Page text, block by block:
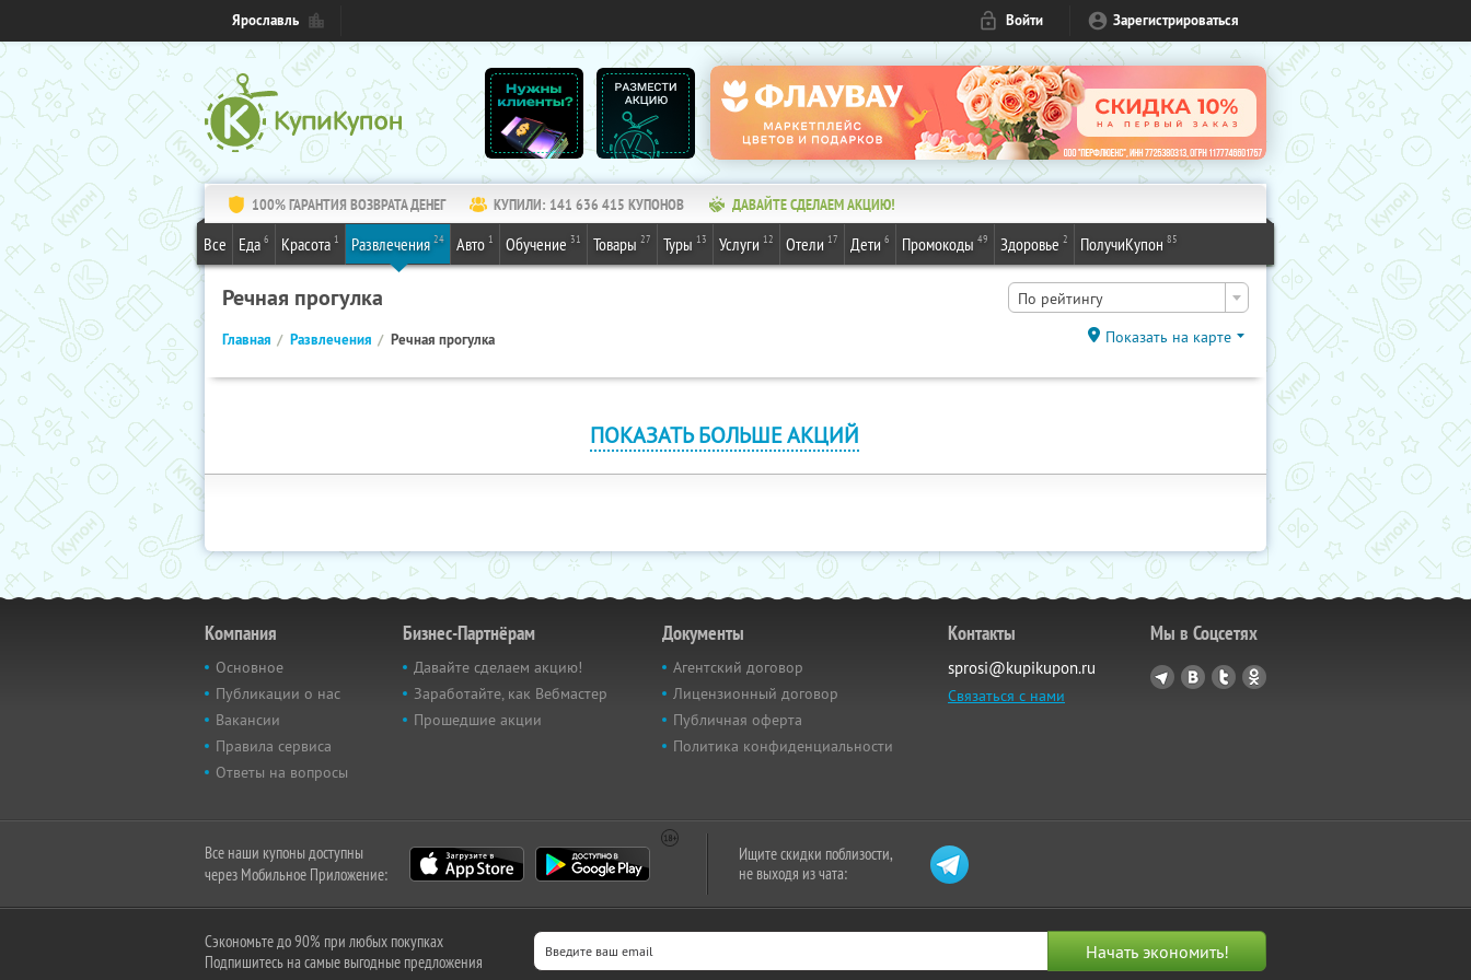
Ярославль Войти Зарегистрироваться
100% ГАРАНТИЯ ВОЗВРАТА ДЕНЕГ КУПИЛИ: 141 636 415 КУПОНОВ ДАВАЙТЕ СДЕЛАЕМ АКЦИЮ!
Все Еда 6 Красота 1 Развлечения 24 Авто 1 Обучение 31 Товары 27 Туры 13 Услуги 12 Отели 17 Дети 6 Промокоды 49 Здоровье 2 ПолучиКупон 85
Речная прогулка По рейтингу
Главная Развлечения Речная прогулка Показать на карте
ПОКАЗАТЬ БОЛЬШЕ АКЦИЙ
Компания
Основное
Публикации о нас
Вакансии
Правила сервиса
Ответы на вопросы
Бизнес-Партнёрам
Давайте сделаем акцию!
Заработайте, как Вебмастер
Прошедшие акции
Документы
Агентский договор
Лицензионный договор
Публичная оферта
Политика конфиденциальности
Контакты
sprosi@kupikupon.ru
Связаться с нами
Мы в Соцсетях
Все наши купоны доступны
через Мобильное Приложение:
Ищите скидки поблизости,
не выходя из чата:
Сэкономьте до 90% при любых покупках
Подпишитесь на самые выгодные предложения